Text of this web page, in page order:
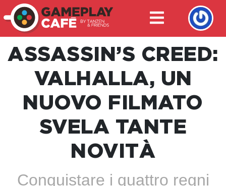
ASSASSIN’S CREED:
VALHALLA, UN
NUOVO FILMATO
SVELA TANTE
NOVITÀ
Conquistare i quattro regni